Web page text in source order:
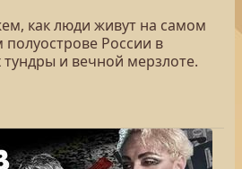
как люди живут на самом
России в
тундры и вечной мерзлоте.